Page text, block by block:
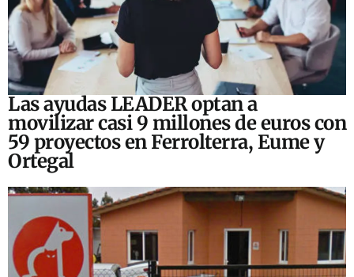
Las ayudas LEADER optan a
movilizar casi 9 millones de euros con
59 proyectos en Ferrolterra, Eume y
Ortegal